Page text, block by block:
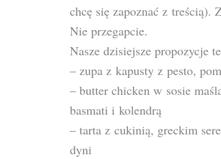
chcę się zapoznać z treścią).
Nie przegapcie.
Nasze dzisiejsze propozycje
– zupa z kapusty z pesto,
– butter chicken w sosie
basmati i kolendrą
– tarta z cukinią, greckim
dyni